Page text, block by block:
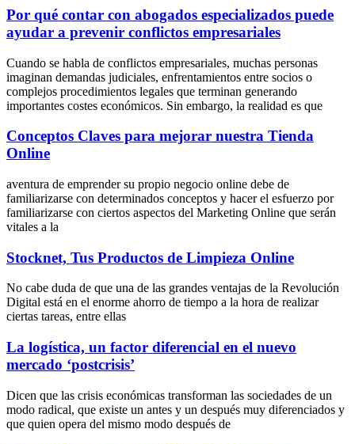
Por qué contar con abogados especializados puede
ayudar a prevenir conflictos empresariales
Cuando se habla de conflictos empresariales, muchas personas
imaginan demandas judiciales, enfrentamientos entre socios o
complejos procedimientos legales que terminan generando
importantes costes económicos. Sin embargo, la realidad es que
Conceptos Claves para mejorar nuestra Tienda
Online
aventura de emprender su propio negocio online debe de
familiarizarse con determinados conceptos y hacer el esfuerzo por
familiarizarse con ciertos aspectos del Marketing Online que serán
vitales a la
Stocknet, Tus Productos de Limpieza Online
No cabe duda de que una de las grandes ventajas de la Revolución
Digital está en el enorme ahorro de tiempo a la hora de realizar
ciertas tareas, entre ellas
La logística, un factor diferencial en el nuevo
mercado ‘postcrisis’
Dicen que las crisis económicas transforman las sociedades de un
modo radical, que existe un antes y un después muy diferenciados y
que quien opera del mismo modo después de